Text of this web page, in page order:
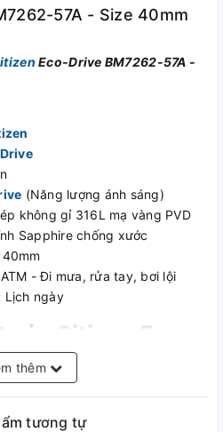
57A - Size 40mm
Eco-Drive BM7262-57A -
(Năng lượng ánh sáng)
không gỉ 316L mạ vàng PVD
Sapphire chống xước
40mm
- Đi mưa, rửa tay, bơi lội
Lịch ngày
của Citizen
Eco-
:Sử dụng ánh sáng để sạc
thêm
tương tự